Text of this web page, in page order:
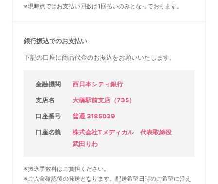
※現時点ではお支払い回数は1回払いのみとなっております。
銀行振込でのお支払い
下記の口座に商品代金のお振込をお願いいたします。
金融機関 西日本シティ銀行
支店名 大橋駅前支店（735）
口座番号 普通 3185039
口座名義
株式会社Tメディカル 代表取締役
武田りわ
※振込手数料はご負担ください。
※ご入金確認後の発送となります。配送希望日時のご希望に沿え